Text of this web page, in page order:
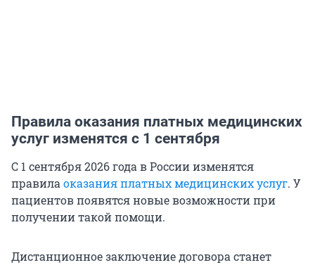
Правила оказания платных медицинских
услуг изменятся с 1 сентября
С 1 сентября 2026 года в России изменятся
правилаоказания платных медицинских услуг. У
пациентов появятся новые возможности при
получении такой помощи.
Дистанционное заключение договора станет